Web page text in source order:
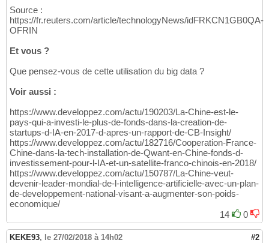
Source :
https://fr.reuters.com/article/technologyNews/idFRKCN1GB0QA-
OFRIN
Et vous ?
Que pensez-vous de cette utilisation du big data ?
Voir aussi :
https://www.developpez.com/actu/190203/La-Chine-est-le-
pays-qui-a-investi-le-plus-de-fonds-dans-la-creation-de-
startups-d-IA-en-2017-d-apres-un-rapport-de-CB-Insight/
https://www.developpez.com/actu/182716/Cooperation-France-
Chine-dans-la-tech-installation-de-Qwant-en-Chine-fonds-d-
investissement-pour-l-IA-et-un-satellite-franco-chinois-en-2018/
https://www.developpez.com/actu/150787/La-Chine-veut-
devenir-leader-mondial-de-l-intelligence-artificielle-avec-un-plan-
de-developpement-national-visant-a-augmenter-son-poids-
economique/
14
0
KEKE93, le 27/02/2018 à 14h02 #2